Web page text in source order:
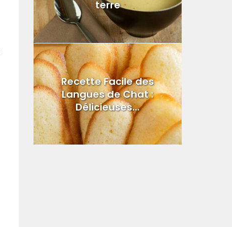
terre
Recette Facile des
Langues de Chat :
Délicieuses...